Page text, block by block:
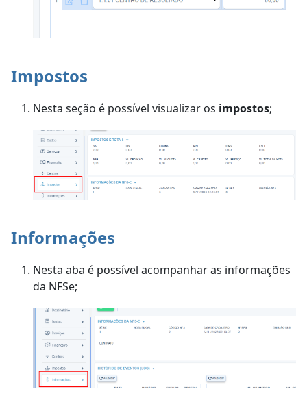
Impostos
Nesta seção é possível visualizar os impostos;
Informações
Nesta aba é possível acompanhar as informações
da NFSe;